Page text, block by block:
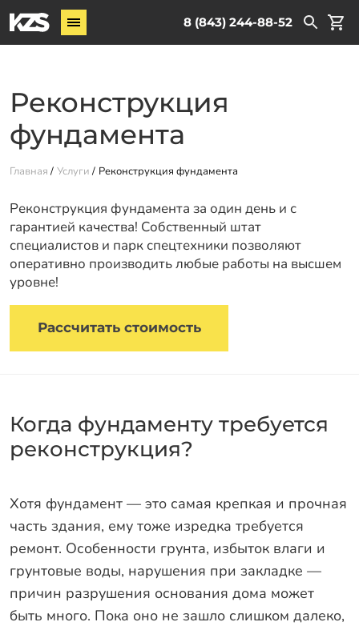
8 (843) 244-88-52
Винтовые сваи
ЖБ сваи
Услуги
О компании
Новости
Партнёрам
Контакты
Доставка
Оплата
Отзывы
Реконструкция
фундамента
Главная Услуги Реконструкция фундамента
Реконструкция фундамента за один день и с
гарантией качества! Собственный штат
специалистов и парк спецтехники позволяют
оперативно производить любые работы на высшем
уровне!
Рассчитать стоимость
Когда фундаменту требуется
реконструкция?
Хотя фундамент — это самая крепкая и прочная
часть здания, ему тоже изредка требуется
ремонт. Особенности грунта, избыток влаги и
грунтовые воды, нарушения при закладке —
причин разрушения основания дома может
быть много. Пока оно не зашло слишком далеко,